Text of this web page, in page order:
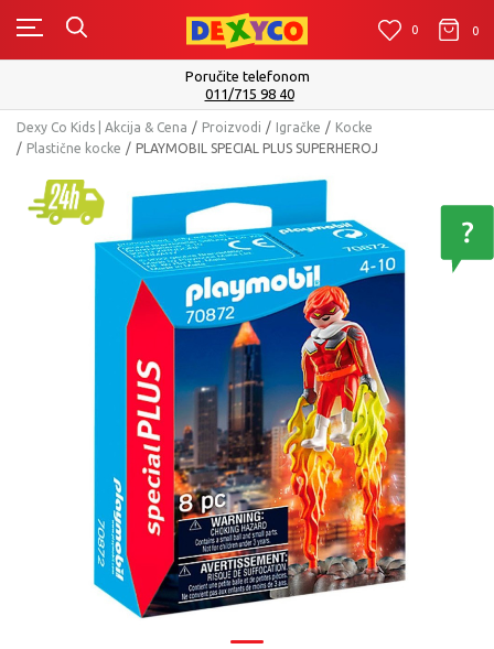
0 0 0
Poručite telefonom
011/715 98 40
Dexy Co Kids | Akcija & Cena Proizvodi Igračke
Kocke
Plastične kocke
PLAYMOBIL SPECIAL PLUS SUPERHEROJ